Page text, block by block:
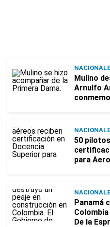
Mulino
Arnulfo
50
para
Panamá
De la